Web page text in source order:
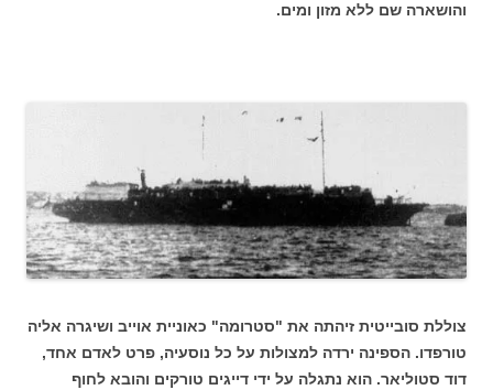
והושארה שם ללא מזון ומים.
צוללת סובייטית זיהתה את "סטרומה" כאוניית אוייב ושיגרה אליה
טורפדו. הספינה ירדה למצולות על כל נוסעיה, פרט לאדם אחד,
דוד סטוליאר. הוא נתגלה על ידי דייגים טורקים והובא לחוף